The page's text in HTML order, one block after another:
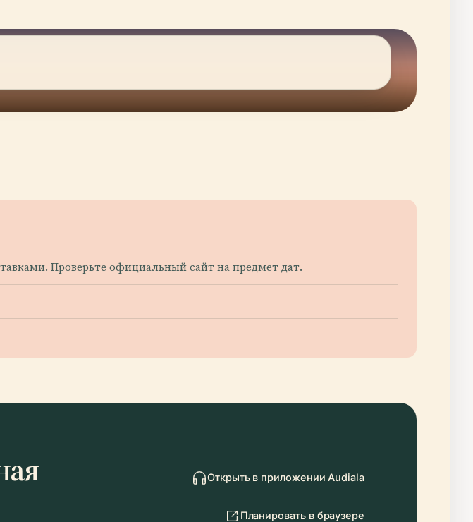
Проверьте официальный сайт на предмет дат.
Открыть в приложении Audiala
Планировать в браузере